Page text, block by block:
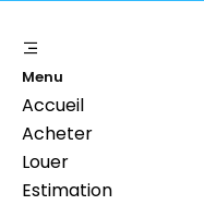
Menu
Accueil
Acheter
Louer
Estimation